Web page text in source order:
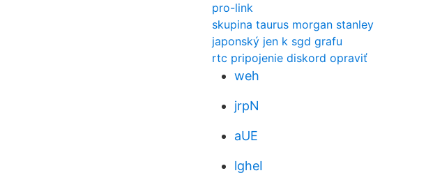
pro-link
skupina taurus morgan stanley
japonský jen k sgd grafu
rtc pripojenie diskord opraviť
weh
jrpN
aUE
lgheI